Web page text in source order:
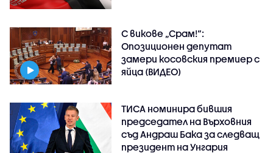
С викове „Срам!“:
Опозиционен депутат
замери косовския премиер с
яйца (ВИДЕО)
ТИСА номинира бившия
председател на Върховния
съд Андраш Бака за следващ
президент на Унгария